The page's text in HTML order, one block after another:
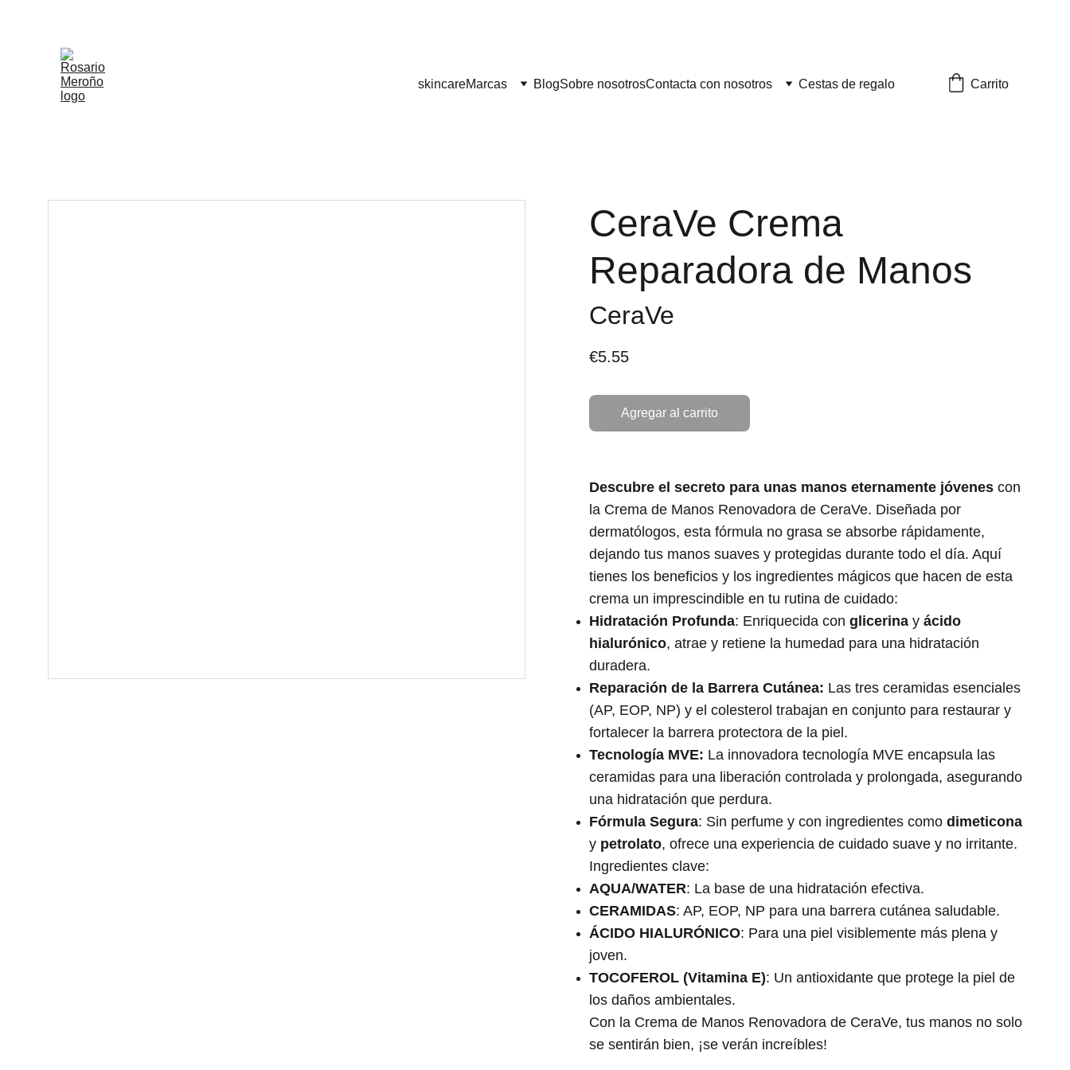
skincareMarcas BlogSobre nosotrosContacta con nosotros Cestas de regalo Carrito
CeraVe Crema
Reparadora de Manos
CeraVe
€5.55
Agregar al carrito
Descubre el secreto para unas manos eternamente jóvenes con
la Crema de Manos Renovadora de CeraVe. Diseñada por
dermatólogos, esta fórmula no grasa se absorbe rápidamente,
dejando tus manos suaves y protegidas durante todo el día. Aquí
tienes los beneficios y los ingredientes mágicos que hacen de esta
crema un imprescindible en tu rutina de cuidado:
Hidratación Profunda: Enriquecida con glicerina y ácido
hialurónico, atrae y retiene la humedad para una hidratación
duradera.
Reparación de la Barrera Cutánea: Las tres ceramidas esenciales
(AP, EOP, NP) y el colesterol trabajan en conjunto para restaurar y
fortalecer la barrera protectora de la piel.
Tecnología MVE: La innovadora tecnología MVE encapsula las
ceramidas para una liberación controlada y prolongada, asegurando
una hidratación que perdura.
Fórmula Segura: Sin perfume y con ingredientes como dimeticona
y petrolato, ofrece una experiencia de cuidado suave y no irritante.
Ingredientes clave:
AQUA/WATER: La base de una hidratación efectiva.
CERAMIDAS: AP, EOP, NP para una barrera cutánea saludable.
ÁCIDO HIALURÓNICO: Para una piel visiblemente más plena y
joven.
TOCOFEROL (Vitamina E): Un antioxidante que protege la piel de
los daños ambientales.
Con la Crema de Manos Renovadora de CeraVe, tus manos no solo
se sentirán bien, ¡se verán increíbles!